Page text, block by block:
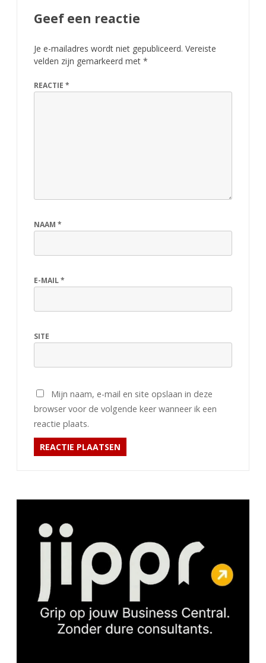
Geef een reactie
Je e-mailadres wordt niet gepubliceerd. Vereiste
velden zijn gemarkeerd met *
REACTIE *
NAAM *
E-MAIL*
SITE
Mijn naam, e-mail en site opslaan in deze
browser voor de volgende keer wanneer ik een
reactie plaats.